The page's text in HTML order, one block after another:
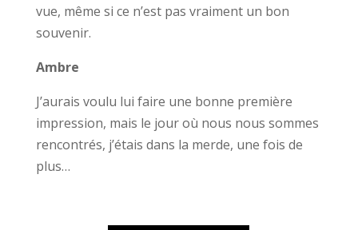
vue, même si ce n’est pas vraiment un bon
souvenir.
Ambre
J’aurais voulu lui faire une bonne première
impression, mais le jour où nous nous sommes
rencontrés, j’étais dans la merde, une fois de
plus…